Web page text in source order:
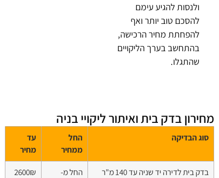
ולנסות להגיע עימם
להסכם טוב יותר ואף
להפחתת מחיר הרכישה,
בהתחשב בערך הליקויים
שהתגלו.
בדק בית ואיתור ליקויי בניה
סוג הבדיקה
החל
ממחיר
מחיר
בדק בית לדירה יד שניה עד 140 מ"ר
החל מ-
2600₪